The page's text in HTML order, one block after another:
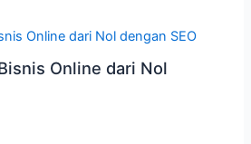
Online dari Nol